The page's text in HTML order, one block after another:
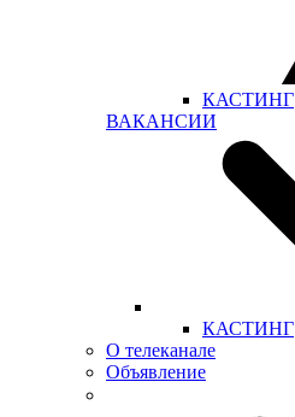
КАСТИНГ
ВАКАНСИИ
КАСТИНГ
О телеканале
Объявление